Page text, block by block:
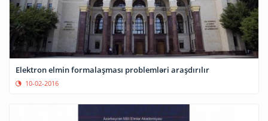
Elektron elmin formalaşması problemləri araşdırılır
10-02-2016